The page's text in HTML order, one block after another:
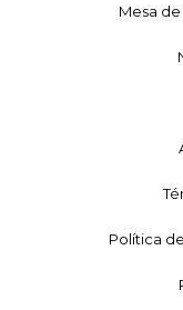
Mesa
Política